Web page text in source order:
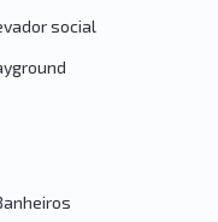
social